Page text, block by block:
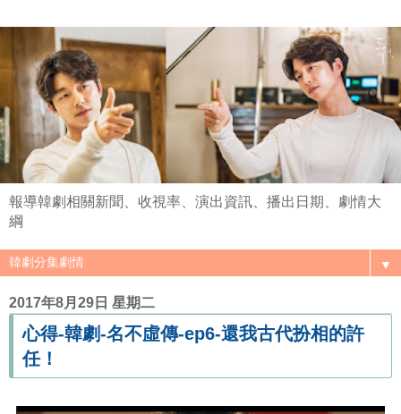
報導韓劇相關新聞、收視率、演出資訊、播出日期、劇情大
綱
▼
2017年8月29日 星期二
心得-韓劇-名不虛傳-ep6-還我古代扮相的許
任！